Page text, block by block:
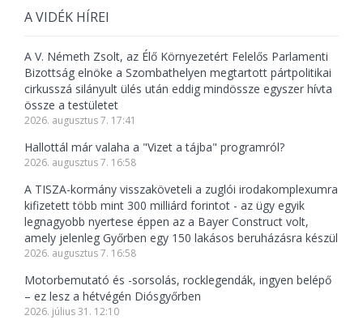
A VIDÉK HÍREI
A V. Németh Zsolt, az Élő Környezetért Felelős Parlamenti
Bizottság elnöke a Szombathelyen megtartott pártpolitikai
cirkusszá silányult ülés után eddig mindössze egyszer hívta
össze a testületet
2026. augusztus 7. 17:41
Hallottál már valaha a "Vizet a tájba" programról?
2026. augusztus 7. 16:58
A TISZA-kormány visszaköveteli a zuglói irodakomplexumra
kifizetett több mint 300 milliárd forintot - az ügy egyik
legnagyobb nyertese éppen az a Bayer Construct volt,
amely jelenleg Győrben egy 150 lakásos beruházásra készül
2026. augusztus 7. 16:58
Motorbemutató és -sorsolás, rocklegendák, ingyen belépő
– ez lesz a hétvégén Diósgyőrben
2026. július 31. 12:10